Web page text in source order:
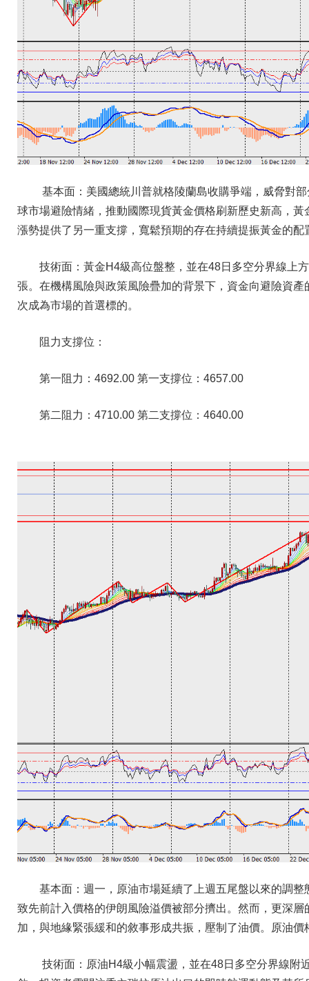
基本面：美國總統川普就格陵蘭島收購爭端，威脅對
球市場避險情緒，推動國際現貨黃金價格刷新歷史新高，
漲勢提供了另一重支撐，寬鬆預期的存在持續提振黃金的配
技術面：黃金H4級高位盤整，並在48日多空分界線上
張。在機構風險與政策風險疊加的背景下，資金向避險資
次成為市場的首選標的。
阻力支撐位：
第一阻力：4692.00 第一支撐位：4657.00
第二阻力：4710.00 第二支撐位：4640.00
基本面：週一，原油市場延續了上週五尾盤以來的調
致先前計入價格的伊朗風險溢價被部分擠出。然而，更深
加，與地緣緊張緩和的敘事形成共振，壓制了油價。原油
技術面：原油H4級小幅震盪，並在48日多空分界線附